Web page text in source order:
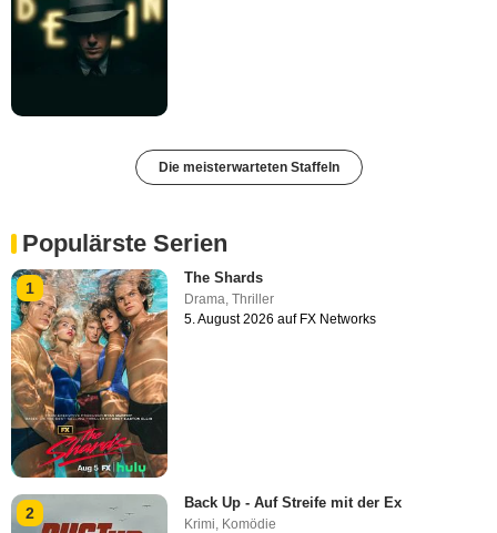
Die meisterwarteten Staffeln
Populärste Serien
1
The Shards
Drama ,Thriller
5. August 2026 auf FX Networks
2
Back Up - Auf Streife mit der Ex
Krimi, Komödie